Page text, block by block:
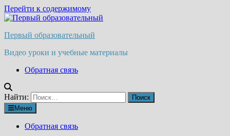
Перейти к содержимому
Первый образовательный
Видео уроки и учебные материалы
Обратная связь
Найти:
Меню
Обратная связь